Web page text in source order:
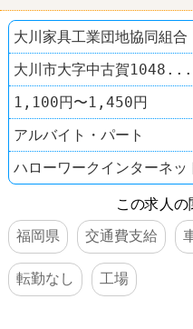
大川家具工業団地協同組合
大川市大字中古賀1048...
1,100円〜1,450円
アルバイト・パート
ハローワークインターネッ
この求人
福岡県
交通費支給
転勤なし 工場